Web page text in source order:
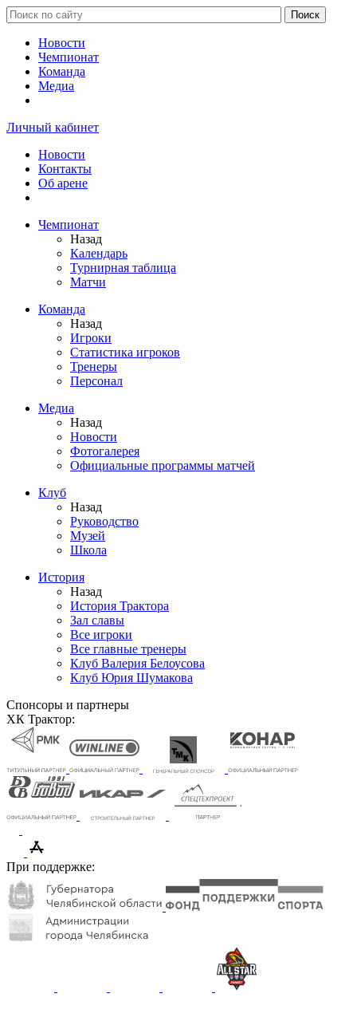
Новости
Чемпионат
Команда
Медиа
Личный кабинет
Новости
Контакты
Об арене
Чемпионат
Назад
Календарь
Турнирная таблица
Матчи
Команда
Назад
Игроки
Статистика игроков
Тренеры
Персонал
Медиа
Назад
Новости
Фотогалерея
Официальные программы матчей
Клуб
Назад
Руководство
Музей
Школа
История
Назад
История Трактора
Зал славы
Все игроки
Все главные тренеры
Клуб Валерия Белоусова
Клуб Юрия Шумакова
Спонсоры и партнеры
ХК Трактор:
При поддержке: